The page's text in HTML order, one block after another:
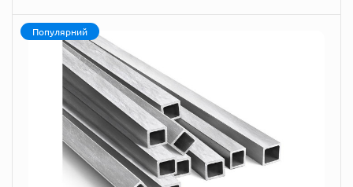
Популярний